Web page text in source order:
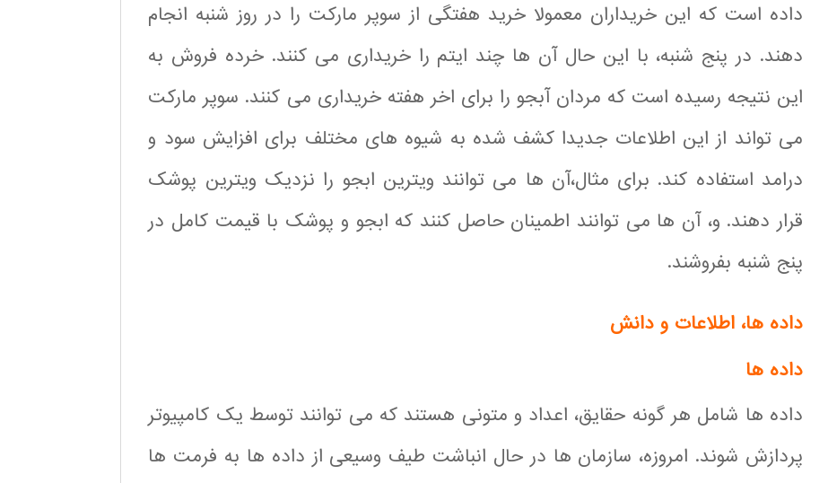
داده است که این خریداران معمولا خرید هفتگی از سوپر مارکت را در روز شنبه انجام
دهند. در پنج شنبه، با این حال آن ها چند ایتم را خریداری می کنند. خرده فروش به
این نتیجه رسیده است که مردان آبجو را برای اخر هفته خریداری می کنند. سوپر مارکت
می تواند از این اطلاعات جدیدا کشف شده به شیوه های مختلف برای افزایش سود و
درامد استفاده کند. برای مثال،آن ها می توانند ویترین ابجو را نزدیک ویترین پوشک
قرار دهند. و، آن ها می توانند اطمینان حاصل کنند که ابجو و پوشک با قیمت کامل در
پنج شنبه بفروشند.
داده ها، اطلاعات و دانش
داده ها
داده ها شامل هر گونه حقایق، اعداد و متونی هستند که می توانند توسط یک کامپیوتر
پردازش شوند. امروزه، سازمان ها در حال انباشت طیف وسیعی از داده ها به فرمت ها